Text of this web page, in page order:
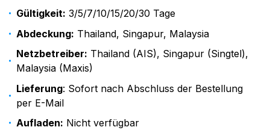
Gültigkeit: 3/5/7/10/15/20/30 Tage
Abdeckung: Thailand, Singapur, Malaysia
Netzbetreiber: Thailand (AIS), Singapur (Singtel),
Malaysia (Maxis)
Lieferung: Sofort nach Abschluss der Bestellung
per E-Mail
Aufladen: Nicht verfügbar